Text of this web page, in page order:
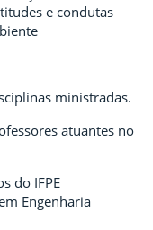
e condutas
ministradas.
atuantes no
do IFPE
Engenharia